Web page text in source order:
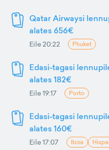
Qatar Airwaysi
alates 656€
Eile 20:22 Phuket
Edasi-tagasi
alates 182€
Eile 19:17 Porto
Edasi-tagasi
alates 160€
Eile 17:07 Ibiza